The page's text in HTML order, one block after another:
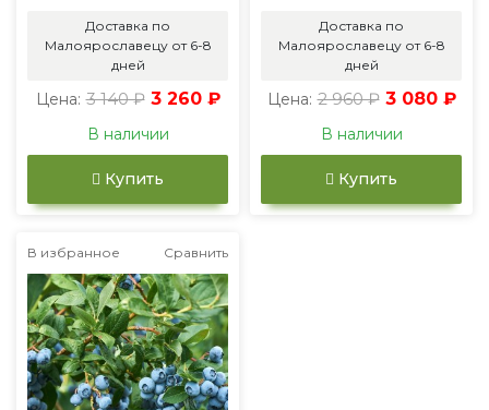
Доставка по
Малоярославецу от 6-8
дней
Цена: 3 140 ₽ 3 260 ₽
В наличии
Купить
Доставка по
Малоярославецу от 6-8
дней
Цена: 2 960 ₽ 3 080 ₽
В наличии
Купить
В избранное Сравнить